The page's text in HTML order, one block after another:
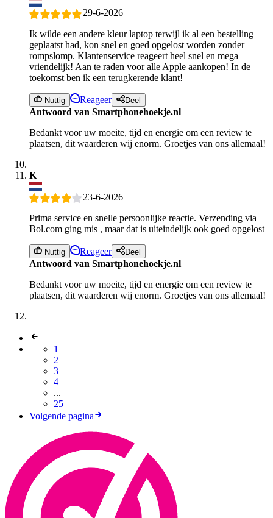
29-6-2026
Ik wilde een andere kleur laptop terwijl ik al een bestelling
geplaatst had, kon snel en goed opgelost worden zonder
rompslomp. Klantenservice reageert heel snel en mega
vriendelijk! Aan te raden voor alle Apple aankopen! In de
toekomst ben ik een terugkerende klant!
Nuttig Reageer Deel
Antwoord van Smartphonehoekje.nl
Bedankt voor uw moeite, tijd en energie om een review te
plaatsen, dit waarderen wij enorm. Groetjes van ons allemaal!
K
23-6-2026
Prima service en snelle persoonlijke reactie. Verzending via
Bol.com ging mis , maar dat is uiteindelijk ook goed opgelost
Nuttig Reageer Deel
Antwoord van Smartphonehoekje.nl
Bedankt voor uw moeite, tijd en energie om een review te
plaatsen, dit waarderen wij enorm. Groetjes van ons allemaal!
1
2
3
4
...
25
Volgende pagina